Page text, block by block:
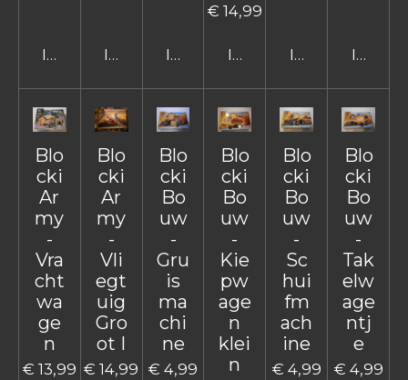
In winkelwagenIn winkelwagenIn winkelwagen
€ 14,99
In winkelwagen
In In
Blo
cki
Ar
my
-
Vra
cht
wa
ge
n
€ 13,99
Blo
cki
Ar
my
-
Vli
egt
uig
Gro
ot I
€ 14,99
Blo
cki
Bo
uw
-
Gru
is
ma
chi
ne
€ 4,99
Blo
cki
Bo
uw
-
Kie
pw
age
n
klei
n
Blo
cki
Bo
uw
-
Sc
hui
fm
ach
ine
€ 4,99
Blo
cki
Bo
uw
-
Tak
elw
age
ntj
e
€ 4,99